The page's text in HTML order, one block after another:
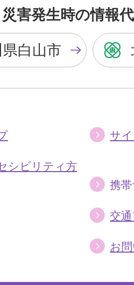
を
黒
色
に
を
青
色
に
災害発生時の情報
白山市
サ
シビリティ方
携
交
お